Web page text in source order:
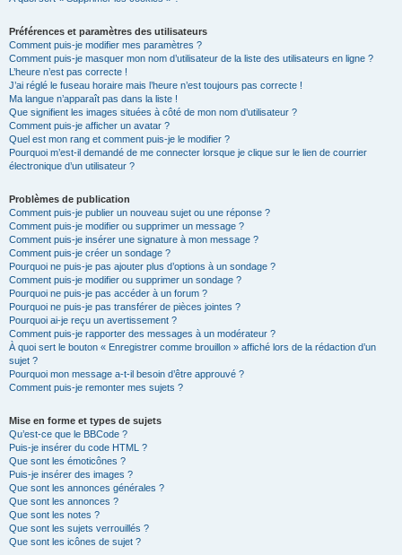
Préférences et paramètres des utilisateurs
Comment puis-je modifier mes paramètres ?
Comment puis-je masquer mon nom d’utilisateur de la liste des utilisateurs en ligne ?
L’heure n’est pas correcte !
J’ai réglé le fuseau horaire mais l’heure n’est toujours pas correcte !
Ma langue n’apparaît pas dans la liste !
Que signifient les images situées à côté de mon nom d’utilisateur ?
Comment puis-je afficher un avatar ?
Quel est mon rang et comment puis-je le modifier ?
Pourquoi m’est-il demandé de me connecter lorsque je clique sur le lien de courrier
électronique d’un utilisateur ?
Problèmes de publication
Comment puis-je publier un nouveau sujet ou une réponse ?
Comment puis-je modifier ou supprimer un message ?
Comment puis-je insérer une signature à mon message ?
Comment puis-je créer un sondage ?
Pourquoi ne puis-je pas ajouter plus d’options à un sondage ?
Comment puis-je modifier ou supprimer un sondage ?
Pourquoi ne puis-je pas accéder à un forum ?
Pourquoi ne puis-je pas transférer de pièces jointes ?
Pourquoi ai-je reçu un avertissement ?
Comment puis-je rapporter des messages à un modérateur ?
À quoi sert le bouton « Enregistrer comme brouillon » affiché lors de la rédaction d’un
sujet ?
Pourquoi mon message a-t-il besoin d’être approuvé ?
Comment puis-je remonter mes sujets ?
Mise en forme et types de sujets
Qu’est-ce que le BBCode ?
Puis-je insérer du code HTML ?
Que sont les émoticônes ?
Puis-je insérer des images ?
Que sont les annonces générales ?
Que sont les annonces ?
Que sont les notes ?
Que sont les sujets verrouillés ?
Que sont les icônes de sujet ?